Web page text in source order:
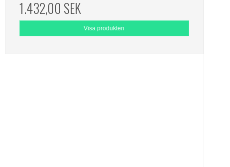
1.432,00 SEK
Visa produkten